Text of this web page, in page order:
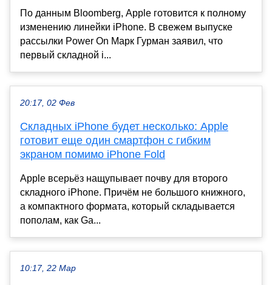
По данным Bloomberg, Apple готовится к полному
изменению линейки iPhone. В свежем выпуске
рассылки Power On Марк Гурман заявил, что
первый складной i...
20:17, 02 Фев
Складных iPhone будет несколько: Apple
готовит еще один смартфон с гибким
экраном помимо iPhone Fold
Apple всерьёз нащупывает почву для второго
складного iPhone. Причём не большого книжного,
а компактного формата, который складывается
пополам, как Ga...
10:17, 22 Мар